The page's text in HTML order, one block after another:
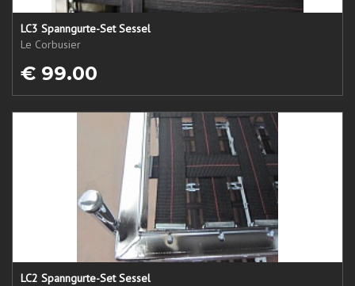
LC3 Spanngurte-Set Sessel
Le Corbusier
€ 99.00
LC2 Spanngurte-Set Sessel